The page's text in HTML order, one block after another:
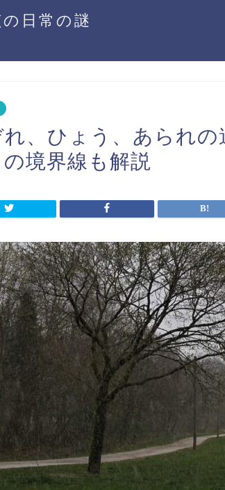
日常の謎
、ひょう、あられの
の境界線も解説